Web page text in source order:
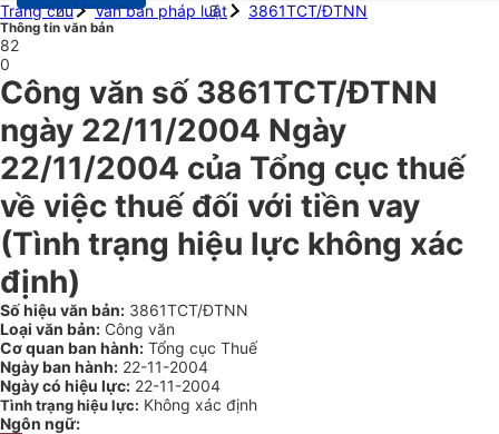
Trang chủ
Văn bản pháp luật 3861TCT/ĐTNN
Thông tin văn bản
82
0
Công văn số 3861TCT/ĐTNN
ngày 22/11/2004 Ngày
22/11/2004 của Tổng cục thuế
về việc thuế đối với tiền vay
(Tình trạng hiệu lực không xác
định)
Số hiệu văn bản: 3861TCT/ĐTNN
Loại văn bản: Công văn
Cơ quan ban hành: Tổng cục Thuế
Ngày ban hành: 22-11-2004
Ngày có hiệu lực: 22-11-2004
Tình trạng hiệu lực: Không xác định
Ngôn ngữ: